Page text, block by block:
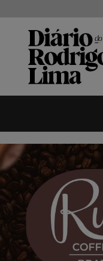
conteúdo